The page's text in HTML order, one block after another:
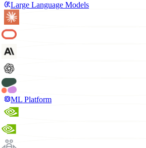
Large Language Models
ML Platform